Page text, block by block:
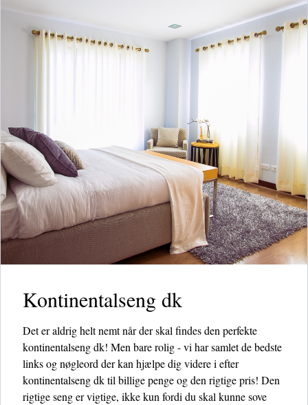
Kontinentalseng dk
Det er aldrig helt nemt når der skal findes den perfekte
kontinentalseng dk! Men bare rolig - vi har samlet de bedste
links og nøgleord der kan hjælpe dig videre i efter
kontinentalseng dk til billige penge og den rigtige pris! Den
rigtige seng er vigtige, ikke kun fordi du skal kunne sove